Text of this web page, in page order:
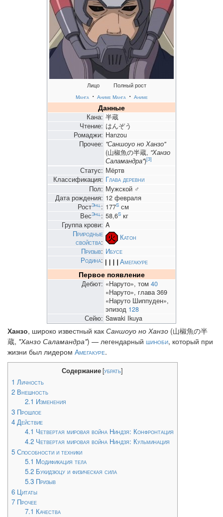
Лицо
Манга ・ Аниме
Полный рост
Манга ・ Аниме
Данные
Кана: 半蔵
Чтение: はんぞう
Ромаджи: Hanzou
Прочее: "Саншоуо но Ханзо"
(山椒魚の半蔵, "Ханзо
Саламандра")[3]
Статус: Мёртв
Классификация: Глава деревни
Пол: Мужской ♂
Дата рождения: 12 февраля
РостЭнц.: 177S см
ВесЭнц.: 58,6S кг
Группа крови: A
Природные
свойства:
Катон
Призыв: Ибусе
Родина: Амегакуре
Первое появление
Дебют: «Наруто», том 40
«Наруто», глава 369
«Наруто Шиппуден»,
эпизод 128
Сейю: Sawaki Ikuya
Ханзо, широко известный как Саншоуо но Ханзо (山椒魚の半
蔵, "Ханзо Саламандра") — легендарный шиноби, который при
жизни был лидером Амегакуре.
Содержание[убрать]
1 Личность
2 Внешность
2.1 Изменения
3 Прошлое
4 Действие
4.1 Четвертая мировая война Ниндзя: Конфронтация
4.2 Четвертая мировая война Ниндзя: Кульминация
5 Способности и техники
5.1 Модификация тела
5.2 Букидзюцу и физическая сила
5.3 Призыв
6 Цитаты
7 Прочее
7.1 Качества